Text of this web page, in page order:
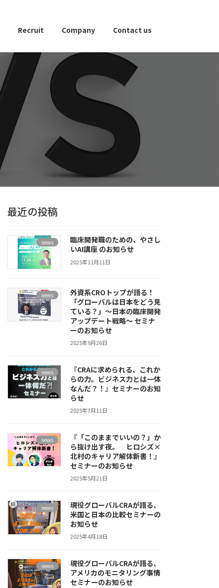
Recruit Company Contact us
最近の投稿
news
臨床開発職のための、やさし
いAI講座 のお知らせ
2025年11月11日
news
外資系CROトップが語る！
「グローバルは日本をどう見
ている？」～日本の臨床開発
アップデート戦略～ セミナ
ーのお知らせ
2025年9月26日
news
『CRAに求められる、これか
らの力。ビジネス力とは一体
なんだ？！』セミナーのお知
らせ
2025年7月11日
news
『「このままでいいの？」か
ら抜け出す夜。 ヒロシズ×
北村のキャリア解体新書！』
セミナーのお知らせ
2025年5月21日
news
現役グローバルCRAが語る、
米国と日本の比較セミナーの
お知らせ
2025年4月18日
news
現役グローバルCRAが語る、
アメリカのモニタリング事情
セミナーのお知らせ